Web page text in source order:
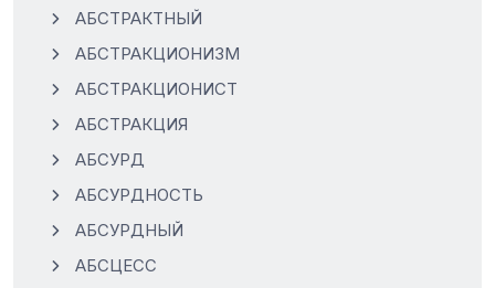
АБСТРАКТНЫЙ
АБСТРАКЦИОНИЗМ
АБСТРАКЦИОНИСТ
АБСТРАКЦИЯ
АБСУРД
АБСУРДНОСТЬ
АБСУРДНЫЙ
АБСЦЕСС